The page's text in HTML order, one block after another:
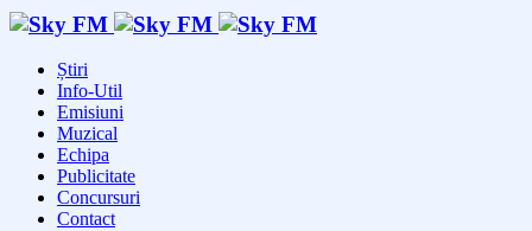
Știri
Info-Util
Emisiuni
Muzical
Echipa
Publicitate
Concursuri
Contact